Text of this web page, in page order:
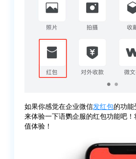
如果你感觉在企业微信发红包的功
来体验一下语鹦企服的红包功能吧
值体验！